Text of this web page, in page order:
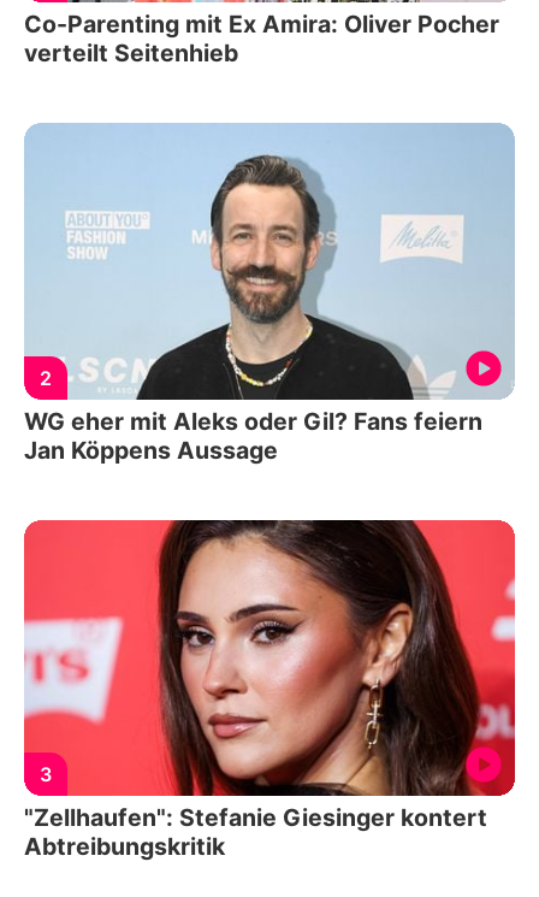
Co-Parenting mit Ex Amira: Oliver Pocher
verteilt Seitenhieb
2
WG eher mit Aleks oder Gil? Fans feiern
Jan Köppens Aussage
3
"Zellhaufen": Stefanie Giesinger kontert
Abtreibungskritik